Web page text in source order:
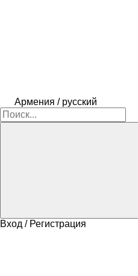
Армения / русский
Вход / Регистрация